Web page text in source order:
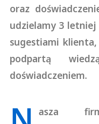
oraz
udzielamy 3
sugestiami klienta,
podpartą
doświadczeniem.
asza